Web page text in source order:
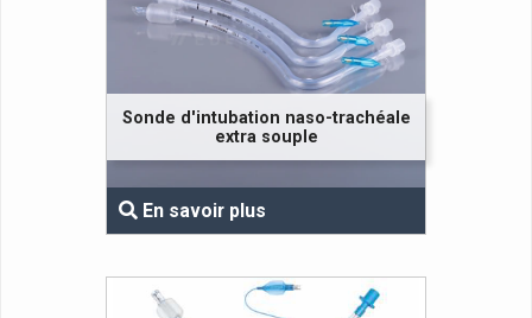
Sonde d'intubation naso-trachéale
extra souple
En savoir plus